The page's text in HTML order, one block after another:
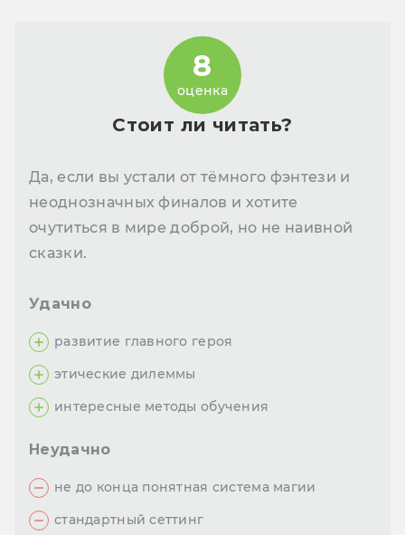
Стоит ли читать?
8
оценка
Да, если вы устали от тёмного фэнтези и
неоднозначных финалов и хотите
очутиться в мире доброй, но не наивной
сказки.
Удачно
развитие главного героя
этические дилеммы
интересные методы обучения
Неудачно
не до конца понятная система магии
стандартный сеттинг